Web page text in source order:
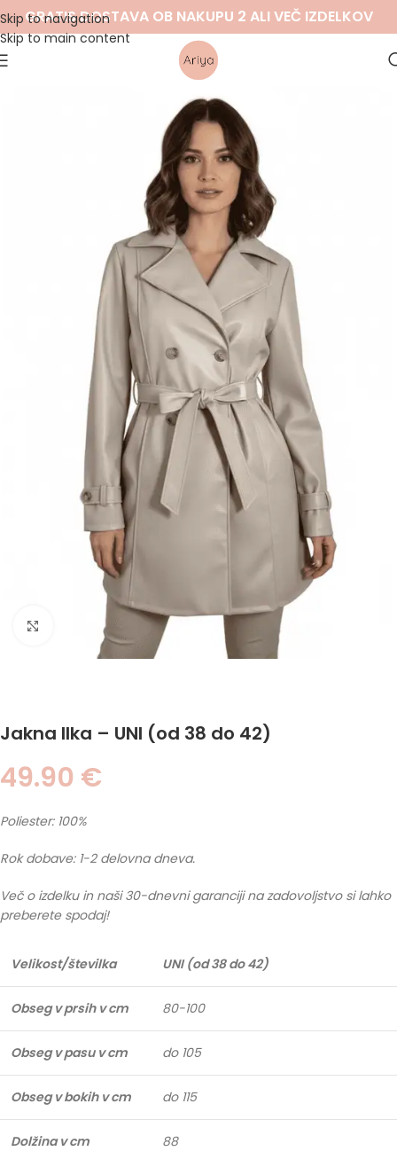
Skip to navigation
Skip to main content
GRATIS DOSTAVA OB NAKUPU 2 ALI VEČ IZDELKOV
Click to enlarge
Jakna Ilka – UNI (od 38 do 42)
49.90 €
Poliester: 100%
Rok dobave: 1-2 delovna dneva.
Več o izdelku in naši 30-dnevni garanciji na zadovoljstvo si lahko
preberete spodaj!
Velikost/številka UNI (od 38 do 42)
Obseg v prsih v cm 80-100
Obseg v pasu v cm do 105
Obseg v bokih v cm do 115
Dolžina v cm 88